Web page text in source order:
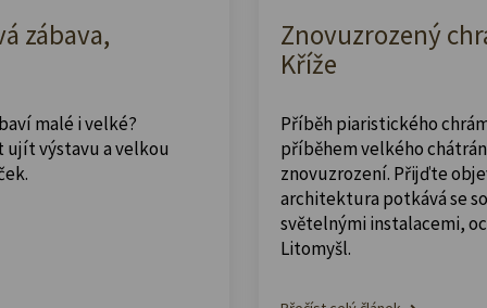
zábava,
malé i velké?
ujít výstavu a velkou
Znovuzrozený
Kříže
Příběh piaristického
příběhem velkého
znovuzrození. Přijďte
architektura potkává se
světelnými instalacemi,
Litomyšl.